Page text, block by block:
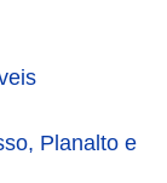
Planalto e